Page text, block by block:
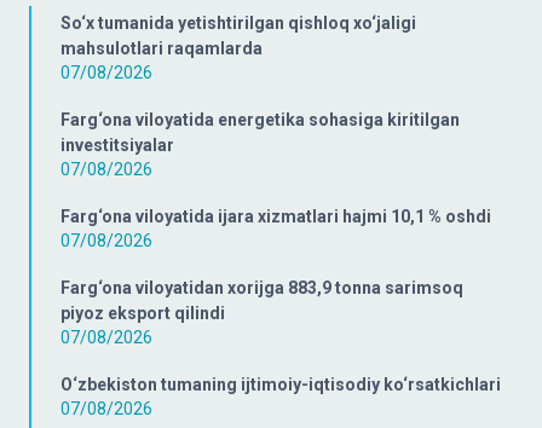
So‘x tumanida yetishtirilgan qishloq xo‘jaligi
mahsulotlari raqamlarda
07/08/2026
Farg‘ona viloyatida energetika sohasiga kiritilgan
investitsiyalar
07/08/2026
Farg‘ona viloyatida ijara xizmatlari hajmi 10,1 % oshdi
07/08/2026
Farg‘ona viloyatidan xorijga 883,9 tonna sarimsoq
piyoz eksport qilindi
07/08/2026
O‘zbekiston tumaning ijtimoiy-iqtisodiy ko‘rsatkichlari
07/08/2026